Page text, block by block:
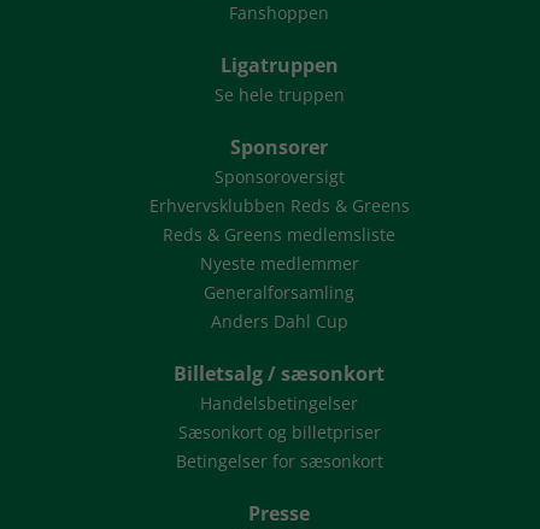
Fanshoppen
Ligatruppen
Se hele truppen
Sponsorer
Sponsoroversigt
Erhvervsklubben Reds & Greens
Reds & Greens medlemsliste
Nyeste medlemmer
Generalforsamling
Anders Dahl Cup
Billetsalg / sæsonkort
Handelsbetingelser
Sæsonkort og billetpriser
Betingelser for sæsonkort
Presse